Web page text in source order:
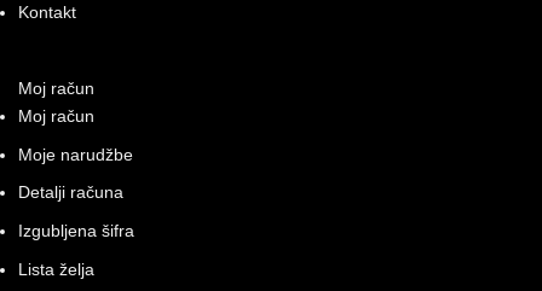
Kontakt
Moj račun
Moj račun
Moje narudžbe
Detalji računa
Izgubljena šifra
Lista želja